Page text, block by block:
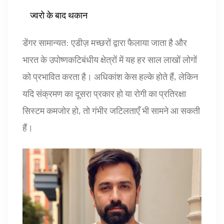
ज्वरो के बाद थकान
डेंगर सामान्यत: एडीज़ मच्छरों द्वारा फैलाया जाता है और
भारत के उपोष्णकटिबंधीय क्षेत्रों में यह हर साल लाखों लोगों
को प्रभावित करता है। अधिकांश केस हल्के होते हैं, लेकिन
यदि संक्रमण का दूसरा प्रकार हो या रोगी का प्रतिरक्षा
सिस्टम कमजोर हो, तो गंभीर जटिलताएँ भी सामने आ सकती
हैं।